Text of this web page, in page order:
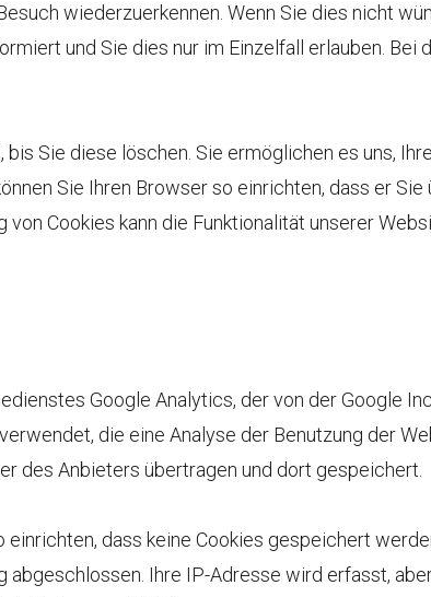
wiederzuerkennen. Wenn Sie dies nicht
und Sie dies nur im Einzelfall erlauben. Bei
Sie diese löschen. Sie ermöglichen es uns,
Sie Ihren Browser so einrichten, dass er
Cookies kann die Funktionalität unserer
Google Analytics, der von der Google
die eine Analyse der Benutzung der
des Anbieters übertragen und dort gespeichert.
dass keine Cookies gespeichert
Ihre IP-Adresse wird erfasst,